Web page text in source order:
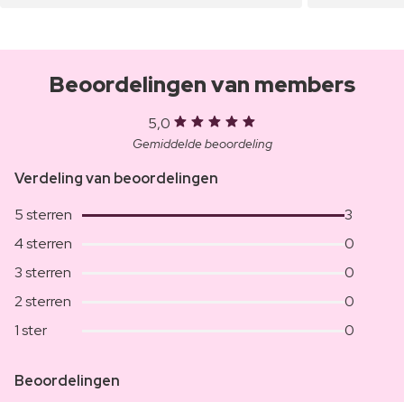
Beoordelingen van members
5,0
Gemiddelde beoordeling
Verdeling van beoordelingen
5 sterren
3
4 sterren
0
3 sterren
0
2 sterren
0
1 ster
0
Beoordelingen